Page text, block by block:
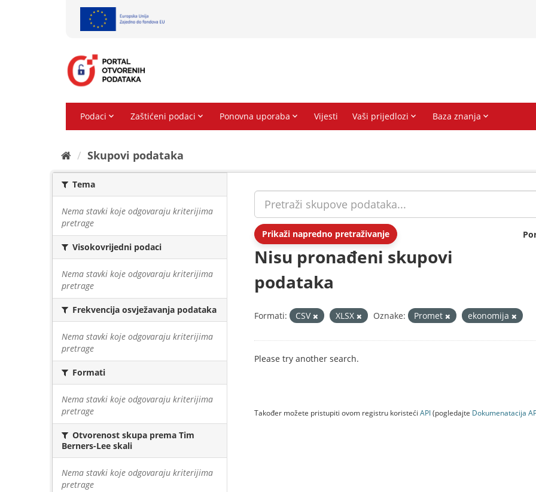
Skupovi podаtаkа
Tema
Nema stavki koje odgovaraju kriterijima
pretrage
Visokovrijedni podaci
Nema stavki koje odgovaraju kriterijima
pretrage
Frekvencija osvježavanja podataka
Nema stavki koje odgovaraju kriterijima
pretrage
Formati
Nema stavki koje odgovaraju kriterijima
pretrage
Otvorenost skupa prema Tim
Berners-Lee skali
Nema stavki koje odgovaraju kriterijima
pretrage
Prikaži napredno pretraživanje
Nisu pronađeni skupovi
podataka
Formati: CSV XLSX Oznake: Promet ekonomija
Please try another search.
Također možete pristupiti ovom registru koristeći API(pogledajte Dokumenаtаcijа